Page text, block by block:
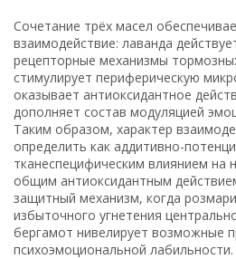
Сочетание трёх масел
взаимодействие: лаванда
рецепторные механизмы
стимулирует периферическую
оказывает антиоксидантное
дополняет состав модуляцией
Таким образом, характер
определить как аддитивно-
тканеспецифическим влиянием на
общим антиоксидантным
защитный механизм, когда
избыточного угнетения
бергамот нивелирует возможные
психоэмоциональной лабильности.